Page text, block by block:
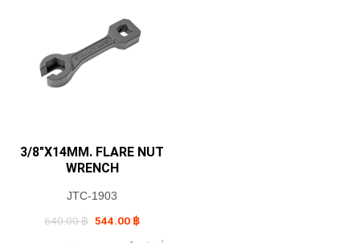
3/8″X14MM. FLARE NUT
WRENCH
JTC-1903
640.00฿ Original
price
544.00 ฿Current
price